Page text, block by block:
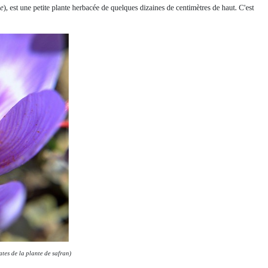
), est une petite plante herbacée de quelques dizaines de centimètres de haut. C'est
de la plante de safran)